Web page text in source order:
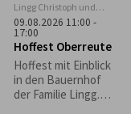
Lingg Christoph und
Katrin
09.08.2026 11:00 -
17:00
Hoffest Oberreute
Hoffest mit Einblick
in den Bauernhof
der Familie Lingg.